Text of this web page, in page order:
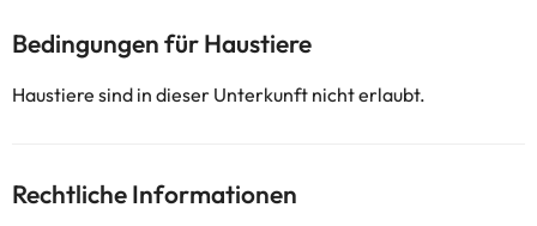
Bedingungen für Haustiere
Haustiere sind in dieser Unterkunft nicht erlaubt.
Rechtliche Informationen